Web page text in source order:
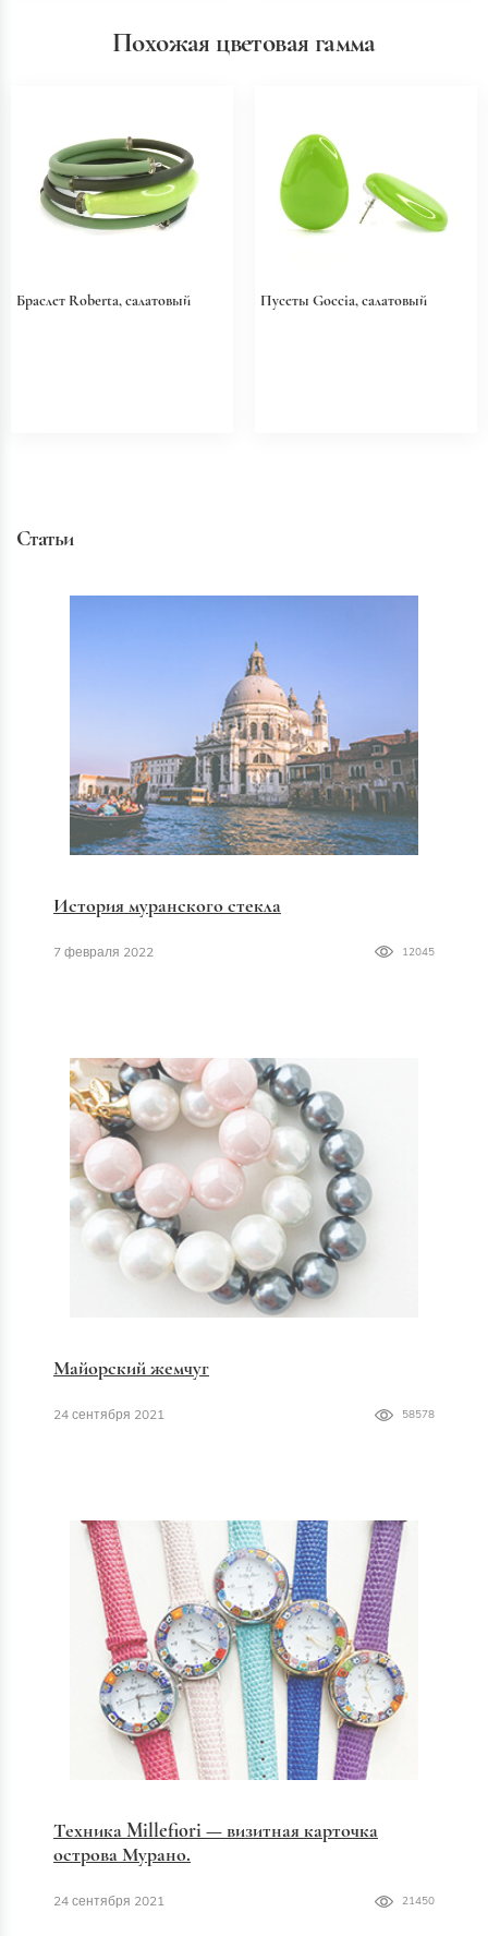
Похожая цветовая гамма
Браслет Roberta, салатовый Пусеты Goccia, салатовый
Статьи
История муранского стекла
7 февраля 2022 12045
Майорский жемчуг
24 сентября 2021 58578
Техника Millefiori — визитная карточка
острова Мурано.
24 сентября 2021 21450